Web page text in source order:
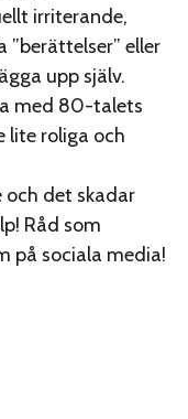
irriterande,
”berättelser” eller
upp själv.
med 80-talets
lite roliga och
det skadar
Råd som
på sociala media!